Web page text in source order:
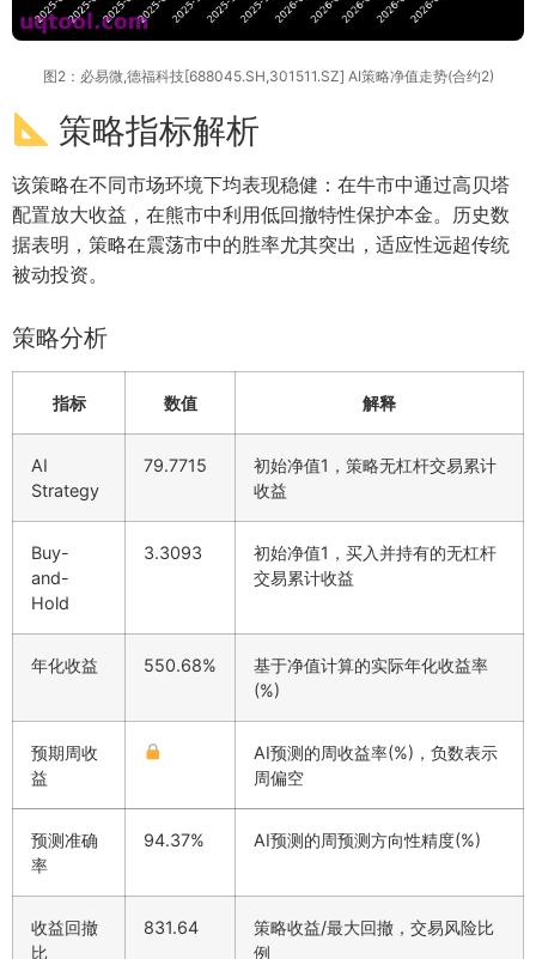
图2：必易微,德福科技[688045.SH,301511.SZ] AI策略净值走势(合约2)
策略指标解析
该策略在不同市场环境下均表现稳健：在牛市中通过高贝塔
配置放大收益，在熊市中利用低回撤特性保护本金。历史数
据表明，策略在震荡市中的胜率尤其突出，适应性远超传统
被动投资。
策略分析
指标 数值 解释
AI
Strategy
79.7715
初始净值1，策略无杠杆交易累计
收益
Buy-
and-
Hold
3.3093
初始净值1，买入并持有的无杠杆
交易累计收益
年化收益 550.68%
基于净值计算的实际年化收益率
(%)
预期周收
益
AI预测的周收益率(%)，负数表示
周偏空
预测准确
率
94.37% AI预测的周预测方向性精度(%)
收益回撤
比
831.64
策略收益/最大回撤，交易风险比
例